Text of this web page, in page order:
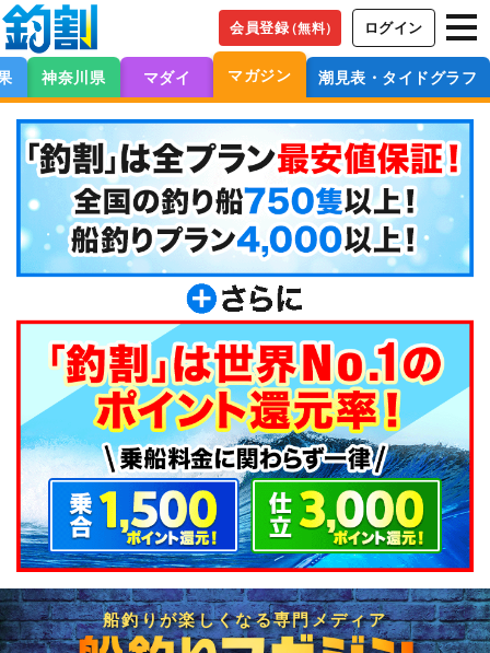
会員登録（無料） ログイン
神奈川県 マダイ マガジン 潮見表・タイドグラフ
船釣りが楽しくなる専門メディア